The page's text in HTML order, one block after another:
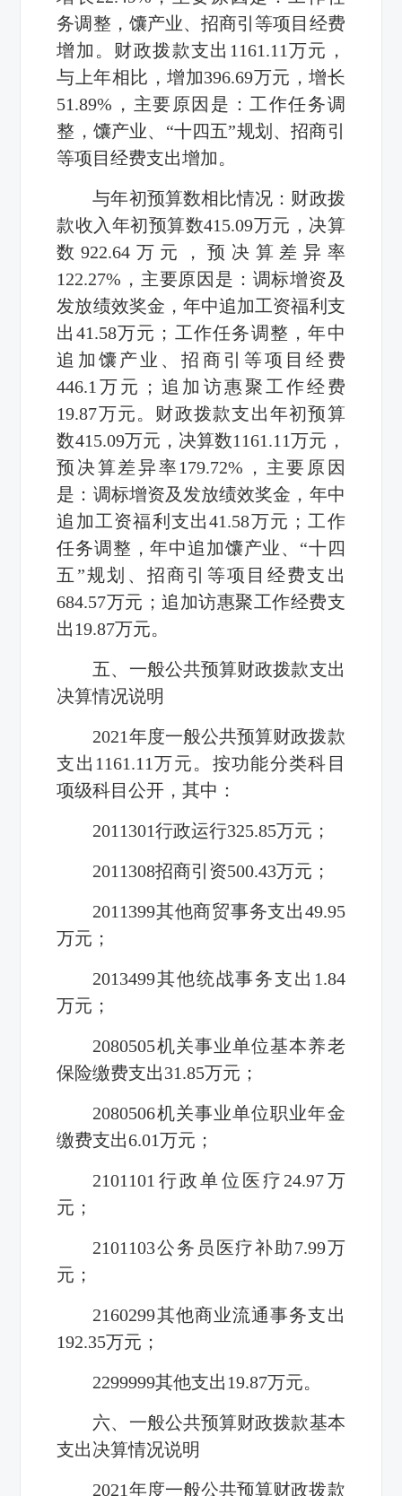
务调整，馕产业、招商引等项目经费
增加。财政拨款支出1161.11万元，
与上年相比，增加396.69万元，增长
51.89%，主要原因是：工作任务调
整，馕产业、“十四五”规划、招商引
等项目经费支出增加。
与年初预算数相比情况：财政拨
款收入年初预算数415.09万元，决算
数922.64万元，预决算差异率
122.27%，主要原因是：调标增资及
发放绩效奖金，年中追加工资福利支
出41.58万元；工作任务调整，年中
追加馕产业、招商引等项目经费
446.1万元；追加访惠聚工作经费
19.87万元。财政拨款支出年初预算
数415.09万元，决算数1161.11万元，
预决算差异率179.72%，主要原因
是：调标增资及发放绩效奖金，年中
追加工资福利支出41.58万元；工作
任务调整，年中追加馕产业、“十四
五”规划、招商引等项目经费支出
684.57万元；追加访惠聚工作经费支
出19.87万元。
五、一般公共预算财政拨款支出
决算情况说明
2021年度一般公共预算财政拨款
支出1161.11万元。按功能分类科目
项级科目公开，其中：
2011301行政运行325.85万元；
2011308招商引资500.43万元；
2011399其他商贸事务支出49.95
万元；
2013499其他统战事务支出1.84
万元；
2080505机关事业单位基本养老
保险缴费支出31.85万元；
2080506机关事业单位职业年金
缴费支出6.01万元；
2101101行政单位医疗24.97万
元；
2101103公务员医疗补助7.99万
元；
2160299其他商业流通事务支出
192.35万元；
2299999其他支出19.87万元。
六、一般公共预算财政拨款基本
支出决算情况说明
2021年度一般公共预算财政拨款